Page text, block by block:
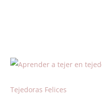
Tejedoras Felices